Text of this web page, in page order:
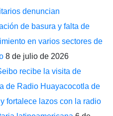
denuncian
de basura y falta de
en varios sectores de
8 de julio de 2026
recibe la visita de
de Radio Huayacocotla de
fortalece lazos con la radio